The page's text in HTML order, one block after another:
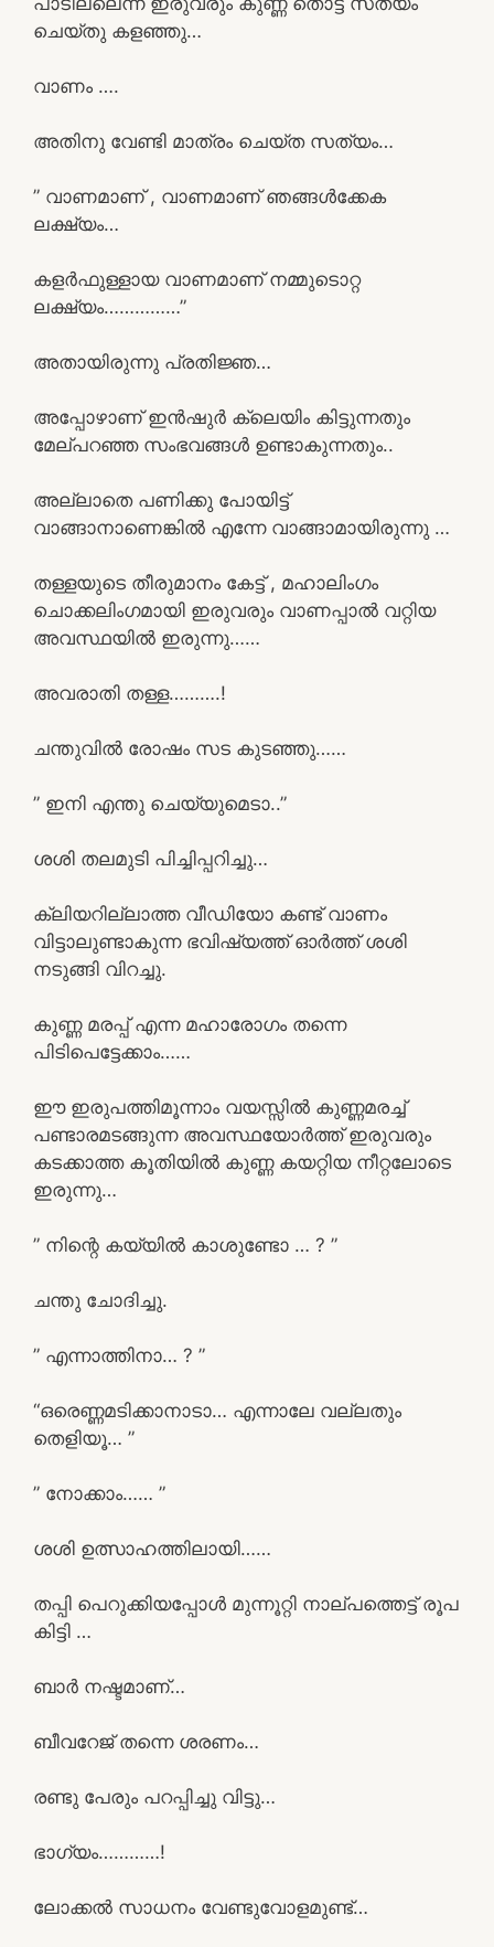
ചെയ്തു കളഞ്ഞു…
വാണം ….
അതിനു വേണ്ടി മാത്രം ചെയ്ത സത്യം…
” വാണമാണ് , വാണമാണ് ഞങ്ങൾക്കേക
ലക്ഷ്യം…
കളർഫുള്ളായ വാണമാണ് നമ്മുടൊറ്റ
ലക്ഷ്യം……………”
അതായിരുന്നു പ്രതിജ്ഞ…
അപ്പോഴാണ് ഇൻഷുർ ക്ലെയിം കിട്ടുന്നതും
മേല്പറഞ്ഞ സംഭവങ്ങൾ ഉണ്ടാകുന്നതും..
അല്ലാതെ പണിക്കു പോയിട്ട്
വാങ്ങാനാണെങ്കിൽ എന്നേ വാങ്ങാമായിരുന്നു …
തള്ളയുടെ തീരുമാനം കേട്ട് , മഹാലിംഗം
ചൊക്കലിംഗമായി ഇരുവരും വാണപ്പാൽ വറ്റിയ
അവസ്ഥയിൽ ഇരുന്നു……
അവരാതി തള്ള……….!
ചന്തുവിൽ രോഷം സട കുടഞ്ഞു……
” ഇനി എന്തു ചെയ്യുമെടാ..”
ശശി തലമുടി പിച്ചിപ്പറിച്ചു…
ക്ലിയറില്ലാത്ത വീഡിയോ കണ്ട് വാണം
വിട്ടാലുണ്ടാകുന്ന ഭവിഷ്യത്ത് ഓർത്ത് ശശി
നടുങ്ങി വിറച്ചു.
കുണ്ണ മരപ്പ് എന്ന മഹാരോഗം തന്നെ
പിടിപെട്ടേക്കാം……
ഈ ഇരുപത്തിമൂന്നാം വയസ്സിൽ കുണ്ണമരച്ച്
പണ്ടാരമടങ്ങുന്ന അവസ്ഥയോർത്ത് ഇരുവരും
കടക്കാത്ത കൂതിയിൽ കുണ്ണ കയറ്റിയ നീറ്റലോടെ
ഇരുന്നു…
” നിന്റെ കയ്യിൽ കാശുണ്ടോ … ? ”
ചന്തു ചോദിച്ചു.
” എന്നാത്തിനാ… ? ”
“ഒരെണ്ണമടിക്കാനാടാ… എന്നാലേ വല്ലതും
തെളിയൂ… ”
” നോക്കാം…… ”
ശശി ഉത്സാഹത്തിലായി……
തപ്പി പെറുക്കിയപ്പോൾ മുന്നൂറ്റി നാല്പത്തെട്ട് രൂപ
കിട്ടി …
ബാർ നഷ്ടമാണ്…
ബീവറേജ് തന്നെ ശരണം…
രണ്ടു പേരും പറപ്പിച്ചു വിട്ടു…
ഭാഗ്യം…………!
ലോക്കൽ സാധനം വേണ്ടുവോളമുണ്ട്…